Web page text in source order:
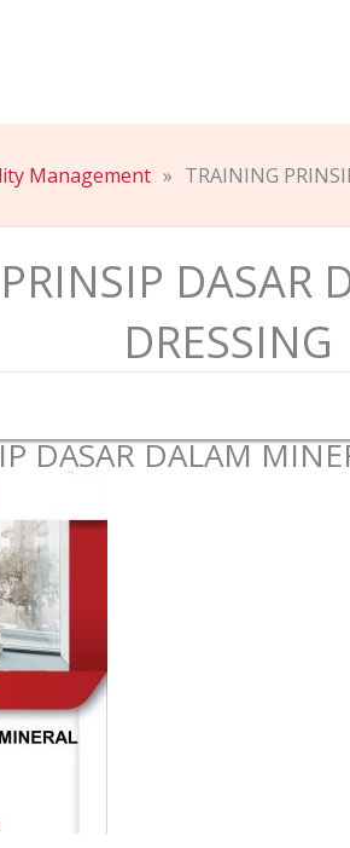
Management » TRAINING
DASAR
DRESSING
DASAR DALAM